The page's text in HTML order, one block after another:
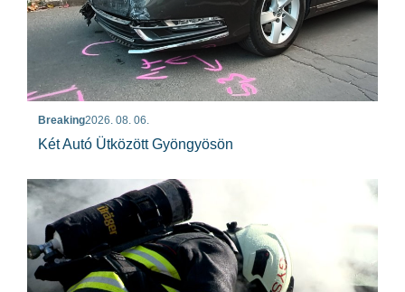
Breaking2026. 08. 06.
Két Autó Ütközött Gyöngyösön